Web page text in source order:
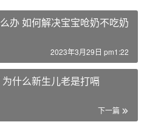
办 如何解决宝宝呛奶不吃奶
2023年3月29日 pm1:22
什么新生儿老是打嗝
下一篇